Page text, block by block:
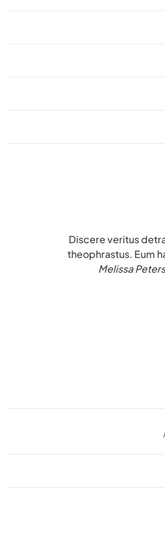
Discere veritus
theophrastus. Eum
Melissa